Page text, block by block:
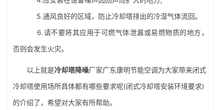
5.通风良好的区域，防止冷却塔排出的冷湿气体流回。
6.请不要将其应用于可燃气体泄漏或易燃物质的地方，
否则会发生火灾。
以上就是冷却塔降噪厂家广东康明节能空调为大家带来闭式
冷却塔使用场所具体都有哪些要求呢(闭式冷却塔安装环境要求)
的介绍了，希望对大家有所帮助。